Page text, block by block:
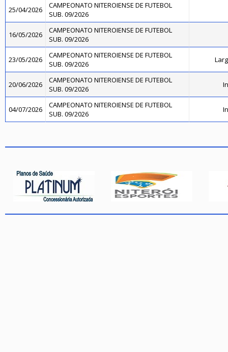
25/04/2026
CAMPEONATO NITEROIENSE DE FUTEBOL
SUB. 09/2026
16/05/2026
CAMPEONATO NITEROIENSE DE FUTEBOL
SUB. 09/2026
23/05/2026
CAMPEONATO NITEROIENSE DE FUTEBOL
SUB. 09/2026
20/06/2026
CAMPEONATO NITEROIENSE DE FUTEBOL
SUB. 09/2026
04/07/2026
CAMPEONATO NITEROIENSE DE FUTEBOL
SUB. 09/2026